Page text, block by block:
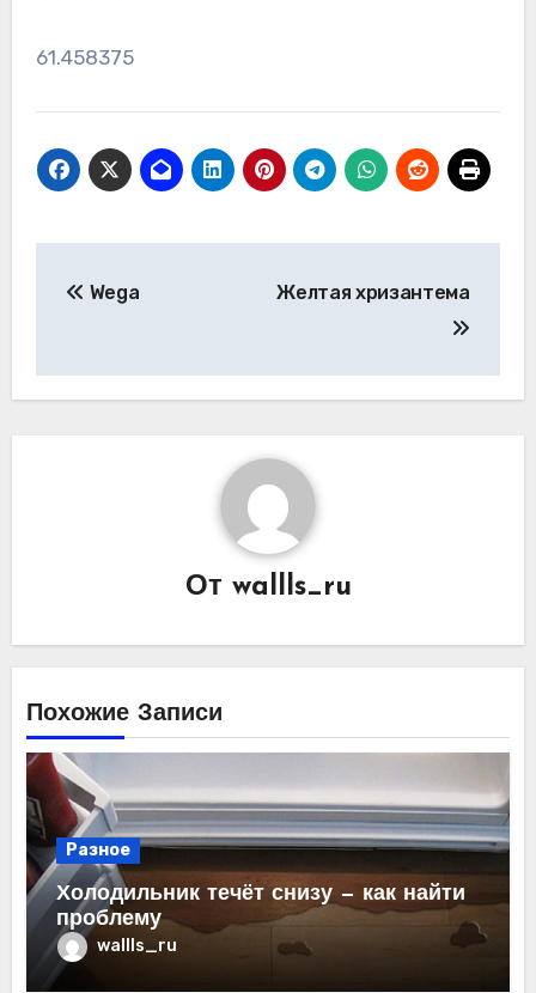
61.458375
Wega Желтая хризантема
От wallls_ru
Похожие Записи
Разное
Холодильник течёт снизу — как найти
проблему
wallls_ru